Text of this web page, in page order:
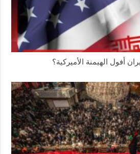
أفول الهيمنة الأميركية؟